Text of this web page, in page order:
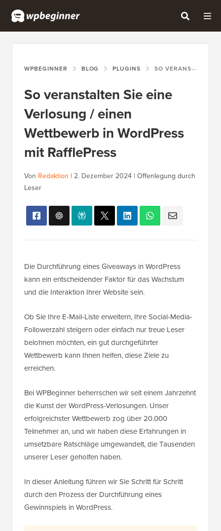
WPBEGINNER BLOG PLUGINS SO VERANSTALTEN SIE EINE VERLOSUNG / EINEN WETTBEWERB IN WORDPRESS MIT RAFFLEPRESS
So veranstalten Sie eine
Verlosung / einen
Wettbewerb in WordPress
mit RafflePress
Von Redaktion | 2. Dezember 2024 | Offenlegung durch
Leser
Die Durchführung eines Giveaways in WordPress
kann ein entscheidender Faktor für das Wachstum
und die Interaktion Ihrer Website sein.
Ob Sie Ihre E-Mail-Liste erweitern, Ihre Social-Media-
Followerzahl steigern oder einfach nur treue Leser
belohnen möchten, ein gut durchgeführter
Wettbewerb kann Ihnen helfen, diese Ziele zu
erreichen.
Bei WPBeginner beherrschen wir seit einem Jahrzehnt
die Kunst der WordPress-Verlosungen. Unser
erfolgreichster Wettbewerb zog über 20.000
Teilnehmer an, und wir haben diese Erfahrungen in
umsetzbare Ratschläge umgewandelt, die Tausenden
unserer Leser geholfen haben.
In dieser Anleitung führen wir Sie Schritt für Schritt
durch den Prozess der Durchführung eines
Gewinnspiels in WordPress.